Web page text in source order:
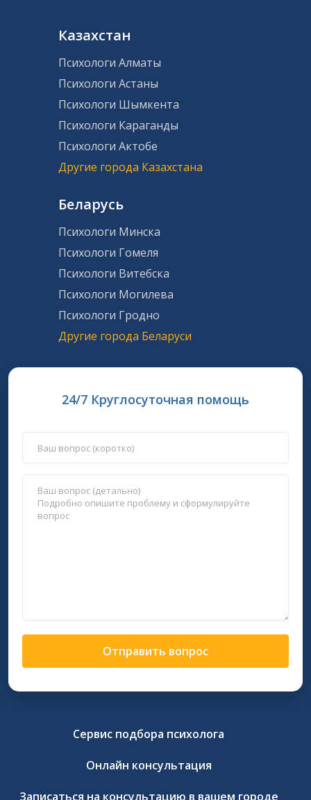
Казахстан
Психологи Алматы
Психологи Астаны
Психологи Шымкента
Психологи Караганды
Психологи Актобе
Другие города Казахстана
Беларусь
Психологи Минска
Психологи Гомеля
Психологи Витебска
Психологи Могилева
Психологи Гродно
Другие города Беларуси
24/7 Круглосуточная помощь
Отправить вопрос
Сервис подбора психолога
Онлайн консультация
Записаться на консультацию в вашем городе